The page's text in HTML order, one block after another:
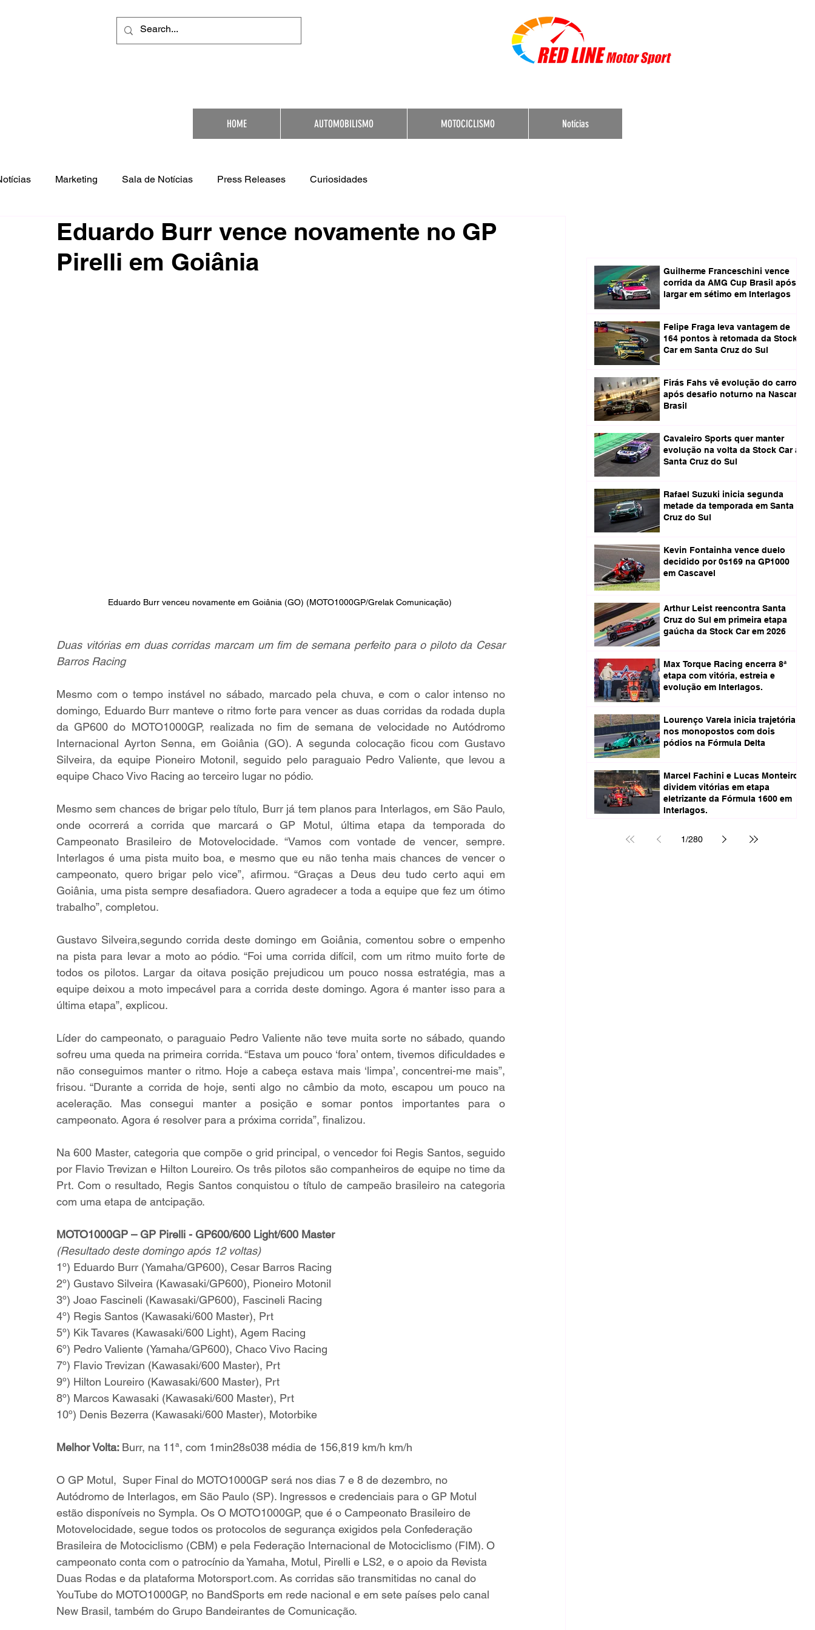
HOME AUTOMOBILISMO MOTOCICLISMO Notícias
Marketing Sala de Notícias Press Releases Curiosidades
Eduardo Burr vence novamente no GP
Pirelli em Goiânia
Eduardo Burr venceu novamente em Goiânia (GO) (MOTO1000GP/Grelak Comunicação)
Duas vitórias em duas corridas marcam um fim de semana perfeito para o piloto da Cesar
Barros Racing
Mesmo com o tempo instável no sábado, marcado pela chuva, e com o calor intenso no
domingo, Eduardo Burr manteve o ritmo forte para vencer as duas corridas da rodada dupla
da GP600 do MOTO1000GP, realizada no fim de semana de velocidade no Autódromo
Internacional Ayrton Senna, em Goiânia (GO). A segunda colocação ficou com Gustavo
Silveira, da equipe Pioneiro Motonil, seguido pelo paraguaio Pedro Valiente, que levou a
equipe Chaco Vivo Racing ao terceiro lugar no pódio.
Mesmo sem chances de brigar pelo título, Burr já tem planos para Interlagos, em São Paulo,
onde ocorrerá a corrida que marcará o GP Motul, última etapa da temporada do
Campeonato Brasileiro de Motovelocidade. “Vamos com vontade de vencer, sempre.
Interlagos é uma pista muito boa, e mesmo que eu não tenha mais chances de vencer o
campeonato, quero brigar pelo vice”, afirmou. “Graças a Deus deu tudo certo aqui em
Goiânia, uma pista sempre desafiadora. Quero agradecer a toda a equipe que fez um ótimo
trabalho”, completou.
Gustavo Silveira,segundo corrida deste domingo em Goiânia, comentou sobre o empenho
na pista para levar a moto ao pódio. “Foi uma corrida difícil, com um ritmo muito forte de
todos os pilotos. Largar da oitava posição prejudicou um pouco nossa estratégia, mas a
equipe deixou a moto impecável para a corrida deste domingo. Agora é manter isso para a
última etapa”, explicou.
Líder do campeonato, o paraguaio Pedro Valiente não teve muita sorte no sábado, quando
sofreu uma queda na primeira corrida. “Estava um pouco ‘fora’ ontem, tivemos dificuldades e
não conseguimos manter o ritmo. Hoje a cabeça estava mais ‘limpa’, concentrei-me mais”,
frisou. “Durante a corrida de hoje, senti algo no câmbio da moto, escapou um pouco na
aceleração. Mas consegui manter a posição e somar pontos importantes para o
campeonato. Agora é resolver para a próxima corrida”, finalizou.
Na 600 Master, categoria que compõe o grid principal, o vencedor foi Regis Santos, seguido
por Flavio Trevizan e Hilton Loureiro. Os três pilotos são companheiros de equipe no time da
Prt. Com o resultado, Regis Santos conquistou o título de campeão brasileiro na categoria
com uma etapa de antcipação.
MOTO1000GP – GP Pirelli - GP600/600 Light/600 Master
(Resultado deste domingo após 12 voltas)
1º) Eduardo Burr (Yamaha/GP600), Cesar Barros Racing
2º) Gustavo Silveira (Kawasaki/GP600), Pioneiro Motonil
3º) Joao Fascineli (Kawasaki/GP600), Fascineli Racing
4º) Regis Santos (Kawasaki/600 Master), Prt
5º) Kik Tavares (Kawasaki/600 Light), Agem Racing
6º) Pedro Valiente (Yamaha/GP600), Chaco Vivo Racing
7º) Flavio Trevizan (Kawasaki/600 Master), Prt
9º) Hilton Loureiro (Kawasaki/600 Master), Prt
8º) Marcos Kawasaki (Kawasaki/600 Master), Prt
10º) Denis Bezerra (Kawasaki/600 Master), Motorbike
Melhor Volta: Burr, na 11ª, com 1min28s038 média de 156,819 km/h km/h
O GP Motul,  Super Final do MOTO1000GP será nos dias 7 e 8 de dezembro, no
Autódromo de Interlagos, em São Paulo (SP). Ingressos e credenciais para o GP Motul
estão disponíveis no Sympla. Os O MOTO1000GP, que é o Campeonato Brasileiro de
Motovelocidade, segue todos os protocolos de segurança exigidos pela Confederação
Brasileira de Motociclismo (CBM) e pela Federação Internacional de Motociclismo (FIM). O
campeonato conta com o patrocínio da Yamaha, Motul, Pirelli e LS2, e o apoio da Revista
Duas Rodas e da plataforma Motorsport.com. As corridas são transmitidas no canal do
YouTube do MOTO1000GP, no BandSports em rede nacional e em sete países pelo canal
New Brasil, também do Grupo Bandeirantes de Comunicação.
Guilherme Franceschini vence
corrida da AMG Cup Brasil após
largar em sétimo em Interlagos
Felipe Fraga leva vantagem de
164 pontos à retomada da Stock
Car em Santa Cruz do Sul
Firás Fahs vê evolução do carro
após desafio noturno na Nascar
Brasil
Cavaleiro Sports quer manter
evolução na volta da Stock Car a
Santa Cruz do Sul
Rafael Suzuki inicia segunda
metade da temporada em Santa
Cruz do Sul
Kevin Fontainha vence duelo
decidido por 0s169 na GP1000
em Cascavel
Arthur Leist reencontra Santa
Cruz do Sul em primeira etapa
gaúcha da Stock Car em 2026
Max Torque Racing encerra 8ª
etapa com vitória, estreia e
evolução em Interlagos.
Lourenço Varela inicia trajetória
nos monopostos com dois
pódios na Fórmula Delta
Marcel Fachini e Lucas Monteiro
dividem vitórias em etapa
eletrizante da Fórmula 1600 em
Interlagos.
1/280